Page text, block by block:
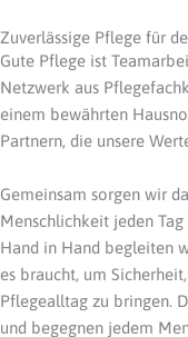
Zuverlässige Pflege für
Gute Pflege ist
Netzwerk aus
einem bewährten
Partnern, die unsere
Gemeinsam sorgen wir
Menschlichkeit jeden
Hand in Hand begleiten
es braucht, um
Pflegealltag zu bringen.
und begegnen jedem